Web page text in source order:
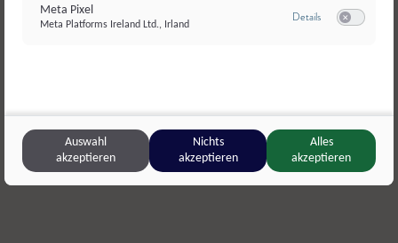
Gemüsebau Esterer
Wals-Siezenheim
Endivien,Frischgemüse
Kopfsalat
Meta Pixel
Meta Platforms Ireland Ltd., Irland
Detailszu Meta Pixel
Auswahl
akzeptieren
Nichts
akzeptieren
Alles
akzeptieren